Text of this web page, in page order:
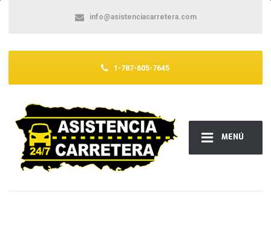
MENÚ
info@asistenciacarretera.com
1-787-605-7645